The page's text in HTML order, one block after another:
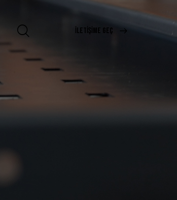
İLETIŞIME GEÇ